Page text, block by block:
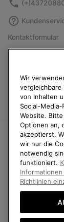
Kontaktformular
Größentabelle
Rücksendungen
Vom
Bestellstatus
Versand
Zahlung
Häufig gestellte
Österreich
Wir
vergleichbare
von Inhalten
Social-
Website.
Optionen an,
akzeptierst.
wir nur die
notwendig
funktioniert.
Richtlinien